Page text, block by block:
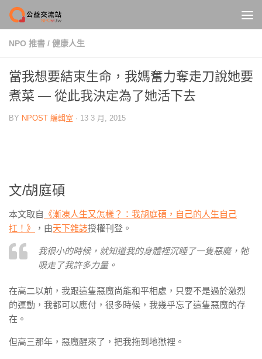
Skip to content
NPO 推書 / 健康人生
當我想要結束生命，我媽奮力奪走刀說她要
煮菜 — 從此我決定為了她活下去
BY NPOST 編輯室 · 13 3 月, 2015
文/胡庭碩
本文取自 《漸凍人生又怎樣？：我胡庭碩，自己的人生自己
扛！》
，由天下雜誌授權刊登。
我很小的時候，就知道我的身體裡沉睡了一隻惡魔，牠
吸走了我許多力量。
在高二以前，我跟這隻惡魔尚能和平相處，只要不是過於激烈
的運動，我都可以應付，很多時候，我幾乎忘了這隻惡魔的存
在。
但高三那年，惡魔醒來了，把我拖到地獄裡。